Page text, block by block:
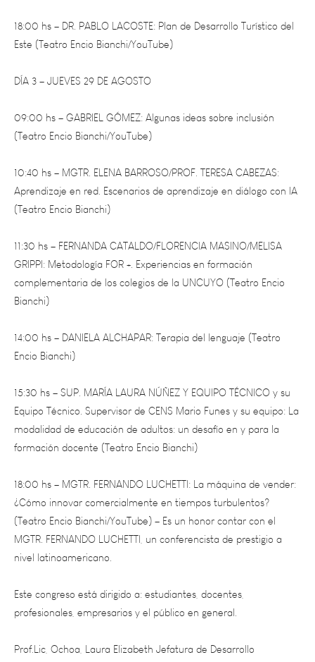
Este (Teatro Encio Bianchi/YouTube)
DÍA 3 – JUEVES 29 DE AGOSTO
09:00 hs – GABRIEL GÓMEZ: Algunas ideas sobre inclusión
(Teatro Encio Bianchi/YouTube)
10:40 hs – MGTR. ELENA BARROSO/PROF. TERESA CABEZAS:
Aprendizaje en red. Escenarios de aprendizaje en diálogo con IA
(Teatro Encio Bianchi)
11:30 hs – FERNANDA CATALDO/FLORENCIA MASINO/MELISA
GRIPPI: Metodología FOR +. Experiencias en formación
complementaria de los colegios de la UNCUYO (Teatro Encio
Bianchi)
14:00 hs – DANIELA ALCHAPAR: Terapia del lenguaje (Teatro
Encio Bianchi)
15:30 hs – SUP. MARÍA LAURA NÚÑEZ Y EQUIPO TÉCNICO y su
Equipo Técnico. Supervisor de CENS Mario Funes y su equipo: La
modalidad de educación de adultos: un desafío en y para la
formación docente (Teatro Encio Bianchi)
18:00 hs – MGTR. FERNANDO LUCHETTI: La máquina de vender:
¿Cómo innovar comercialmente en tiempos turbulentos?
(Teatro Encio Bianchi/YouTube) – Es un honor contar con el
MGTR. FERNANDO LUCHETTI, un conferencista de prestigio a
nivel latinoamericano.
Este congreso está dirigido a: estudiantes, docentes,
profesionales, empresarios y el público en general.
Prof.Lic, Ochoa, Laura Elizabeth Jefatura de Desarrollo
Profesional Técnico.